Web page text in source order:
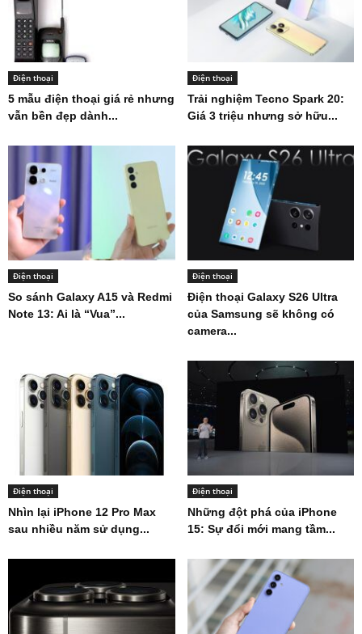
Điện thoại
5 mẫu điện thoại giá rẻ nhưng
vẫn bền đẹp dành...
Điện thoại
Trải nghiệm Tecno Spark 20:
Giá 3 triệu nhưng sở hữu...
Điện thoại
So sánh Galaxy A15 và Redmi
Note 13: Ai là “Vua”...
Điện thoại
Điện thoại Galaxy S26 Ultra
của Samsung sẽ không có
camera...
Điện thoại
Nhìn lại iPhone 12 Pro Max
sau nhiều năm sử dụng...
Điện thoại
Những đột phá của iPhone
15: Sự đổi mới mang tầm...